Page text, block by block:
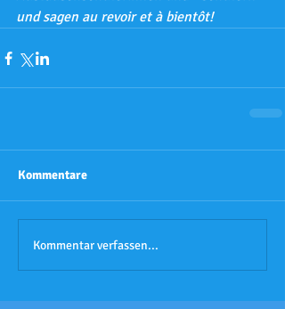
und sagen au revoir et à bientôt!
Kommentare
Kommentar verfassen...